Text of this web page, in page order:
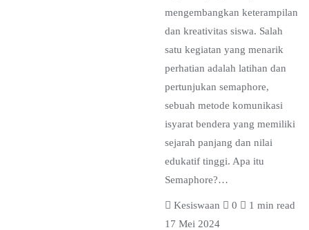
mengembangkan keterampilan
dan kreativitas siswa. Salah
satu kegiatan yang menarik
perhatian adalah latihan dan
pertunjukan semaphore,
sebuah metode komunikasi
isyarat bendera yang memiliki
sejarah panjang dan nilai
edukatif tinggi. Apa itu
Semaphore?…
Kesiswaan 0
1 min read
17 Mei 2024